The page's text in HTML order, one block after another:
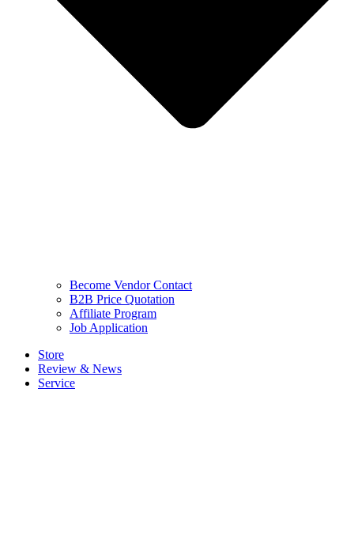
Become Vendor Contact
B2B Price Quotation
Affiliate Program
Job Application
Store
Review & News
Service